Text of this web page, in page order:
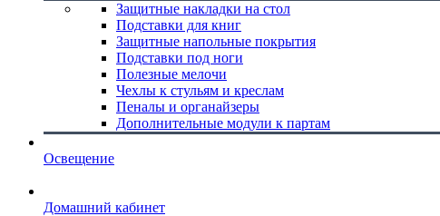
Защитные накладки на стол
Подставки для книг
Защитные напольные покрытия
Подставки под ноги
Полезные мелочи
Чехлы к стульям и креслам
Пеналы и органайзеры
Дополнительные модули к партам
Освещение
Домашний кабинет